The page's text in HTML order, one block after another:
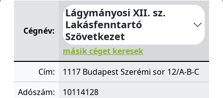
Lágymányosi XII. sz. Lakásfenntartó Szövetkezet
Cégnév:
Lágymányosi XII. sz.
Lakásfenntartó
Szövetkezet
másik céget keresek
Cím:
1117 Budapest Szerémi sor 12/A-B-C
Adószám:
10114128